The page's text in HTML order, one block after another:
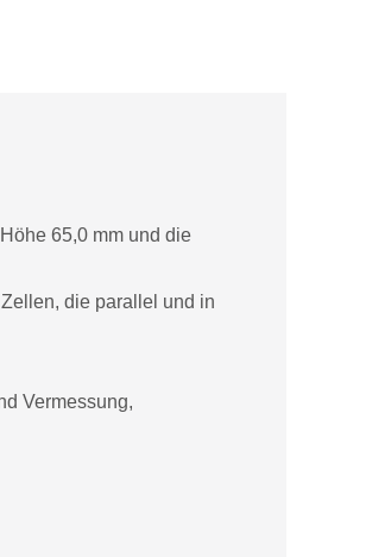
65,0 mm und die
die parallel und in
Vermessung,